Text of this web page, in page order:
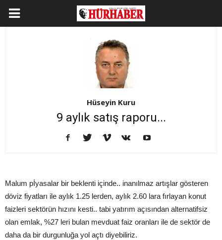
Hüseyin Kuru
9 aylık satış raporu...
Malum pİyasalar bir beklenti içinde.. inanılmaz artışlar gösteren
döviz fiyatları ile aylık 1.25 lerden, aylık 2.60 lara fırlayan konut
faizleri sektörün hızını kesti.. tabi yatırım açısından alternatifsiz
olan emlak, %27 leri bulan mevduat faiz oranları ile de sektör de
daha da bir durgunluğa yol açtı diyebiliriz.